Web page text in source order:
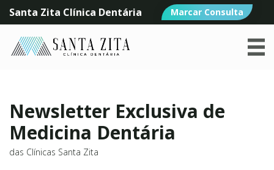
Santa Zita Clínica Dentária Marcar Consulta
Newsletter Exclusiva de
Medicina Dentária
das Clínicas Santa Zita